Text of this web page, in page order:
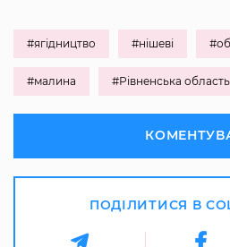
#ягідництво #нішеві
#малина #Рівненська область
ПОДІЛИТИСЯ В